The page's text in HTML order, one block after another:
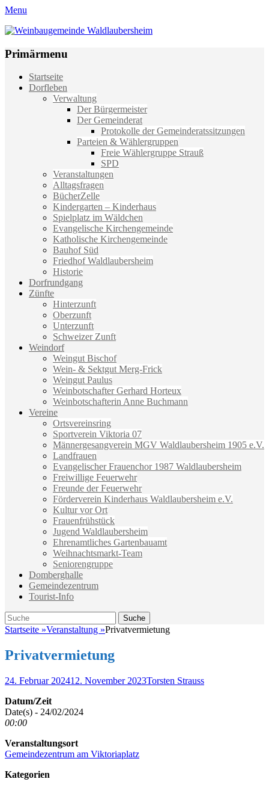
Menu
Weinbaugemeinde Waldlaubersheim
Primärmenu
Weiter
zum
Startseite
Dorfleben
Verwaltung
Der Bürgermeister
Der Gemeinderat
Protokolle der Gemeinderatssitzungen
Parteien & Wählergruppen
Freie Wählergruppe Strauß
SPD
Veranstaltungen
Alltagsfragen
BücherZelle
Kindergarten – Kinderhaus
Spielplatz im Wäldchen
Evangelische Kirchengemeinde
Katholische Kirchengemeinde
Bauhof Süd
Friedhof Waldlaubersheim
Historie
Dorfrundgang
Zünfte
Hinterzunft
Oberzunft
Unterzunft
Schweizer Zunft
Weindorf
Weingut Bischof
Wein- & Sektgut Merg-Frick
Weingut Paulus
Weinbotschafter Gerhard Horteux
Weinbotschafterin Anne Buchmann
Vereine
Ortsvereinsring
Sportverein Viktoria 07
Männergesangverein MGV Waldlaubersheim 1905 e.V.
Landfrauen
Evangelischer Frauenchor 1987 Waldlaubersheim
Freiwillige Feuerwehr
Freunde der Feuerwehr
Förderverein Kinderhaus Waldlaubersheim e.V.
Kultur vor Ort
Frauenfrühstück
Jugend Waldlaubersheim
Ehrenamtliches Gartenbauamt
Weihnachtsmarkt-Team
Seniorengruppe
Domberghalle
Gemeindezentrum
Tourist-Info
Suche
Suche
nach:
Startseite »Veranstaltung »Privatvermietung
Privatvermietung
Veröffentlicht
24. Februar 202412. November 2023Autor
Torsten Strauss
Datum/Zeit
Date(s) - 24/02/2024
00:00
Veranstaltungsort
Gemeindezentrum am Viktoriaplatz
Kategorien